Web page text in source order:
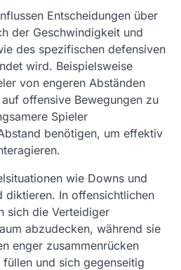
Entscheidungen über
der Geschwindigkeit und
des spezifischen defensiven
wird. Beispielsweise
von engeren Abständen
offensive Bewegungen zu
Spieler
benötigen, um effektiv
wie Downs und
diktieren. In offensichtlichen
sich die Verteidiger
abzudecken, während sie
enger zusammenrücken
und sich gegenseitig